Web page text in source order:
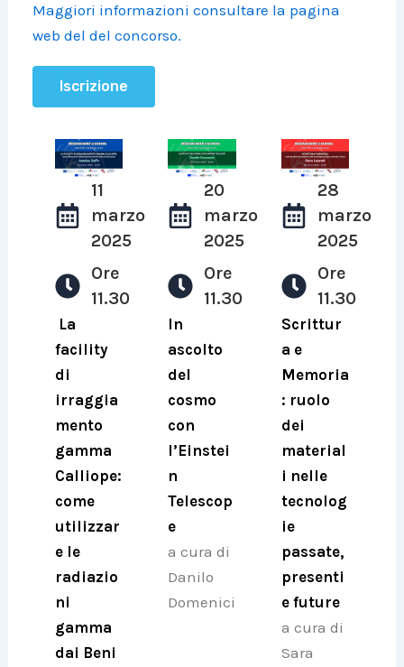
Maggiori informazioni consultare la pagina
web del del concorso.
Iscrizione
11
marzo
2025
Ore
11.30
La
facility
di
irraggia
mento
gamma
Calliope:
come
utilizzar
e le
radiazio
ni
gamma
dai Beni
20
marzo
2025
Ore
11.30
In
ascolto
del
cosmo
con
l’Einstei
n
Telescop
e
a cura di
Danilo
Domenici
28
marzo
2025
Ore
11.30
Scrittur
a e
Memoria
: ruolo
dei
material
i nelle
tecnolog
ie
passate,
presenti
e future
a cura di
Sara